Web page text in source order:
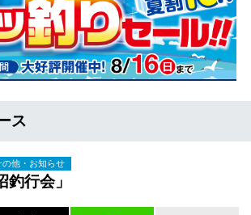
ス
の他・お知らせ
行会」